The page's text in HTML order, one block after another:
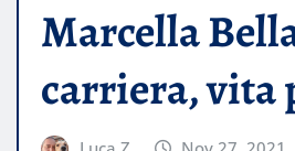
Marcella
carriera, vita